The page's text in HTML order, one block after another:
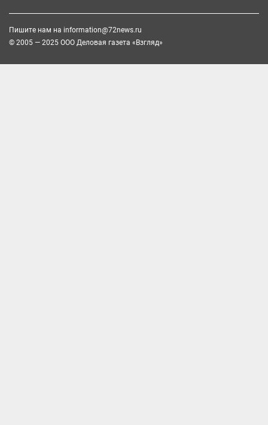
Пишите нам на information@72news.ru
© 2005 — 2025 ООО Деловая газета «Взгляд»